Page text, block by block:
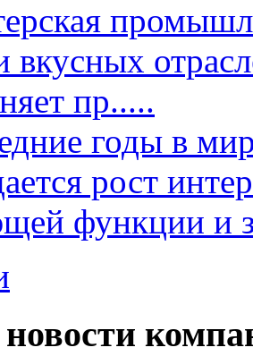
вкусных
пр.....
годы в
рост
функции и